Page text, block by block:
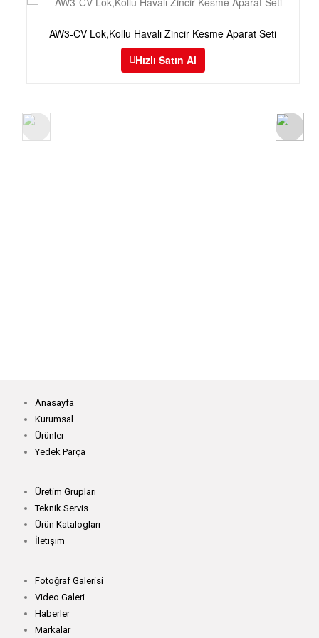
AW3-CV Lok,Kollu Havalı Zincir Kesme Aparat Seti
Hızlı Satın Al
Anasayfa
Kurumsal
Ürünler
Yedek Parça
Üretim Grupları
Teknik Servis
Ürün Katalogları
İletişim
Fotoğraf Galerisi
Video Galeri
Haberler
Markalar